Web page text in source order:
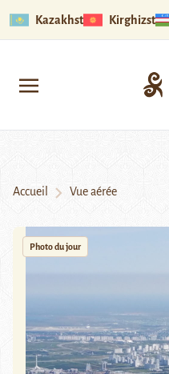
Kazakhstan Kirghizstan
Accueil Vue aérée
Photo du jour